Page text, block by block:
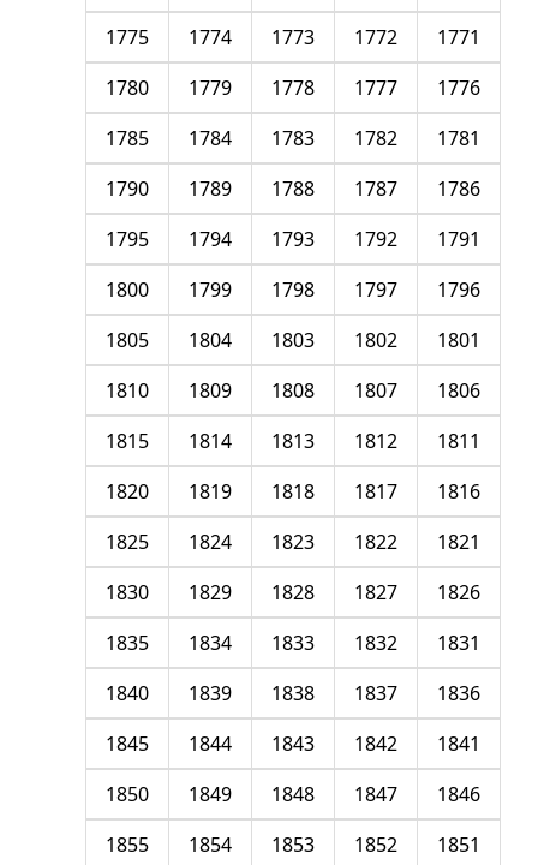
1771
1772
1773
1774
1775
1776
1777
1778
1779
1780
1781
1782
1783
1784
1785
1786
1787
1788
1789
1790
1791
1792
1793
1794
1795
1796
1797
1798
1799
1800
1801
1802
1803
1804
1805
1806
1807
1808
1809
1810
1811
1812
1813
1814
1815
1816
1817
1818
1819
1820
1821
1822
1823
1824
1825
1826
1827
1828
1829
1830
1831
1832
1833
1834
1835
1836
1837
1838
1839
1840
1841
1842
1843
1844
1845
1846
1847
1848
1849
1850
1851
1852
1853
1854
1855